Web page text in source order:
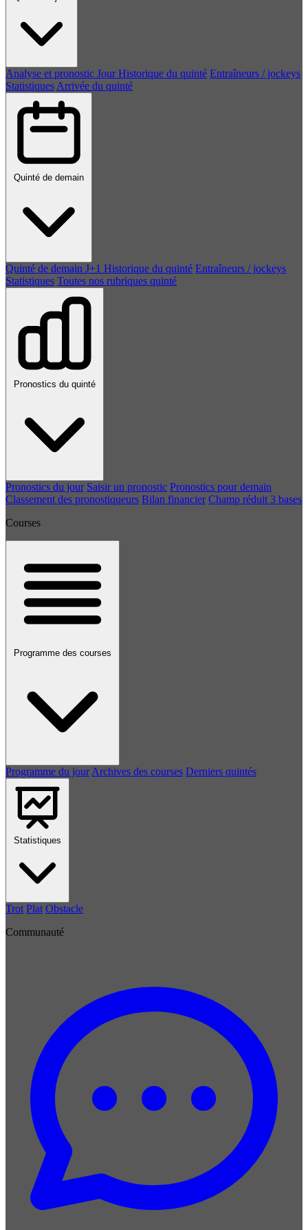
Analyse et pronostic Jour Historique du quinté Entraîneurs / jockeys
Statistiques Arrivée du quinté
Quinté de demain
Quinté de demain J+1 Historique du quinté Entraîneurs / jockeys
Statistiques Toutes nos rubriques quinté
Pronostics du quinté
Pronostics du jour Saisir un pronostic Pronostics pour demain
Classement des pronostiqueurs Bilan financier Champ réduit 3 bases
Courses
Programme des courses
Programme du jour Archives des courses Derniers quintés
Statistiques
Trot Plat Obstacle
Communauté